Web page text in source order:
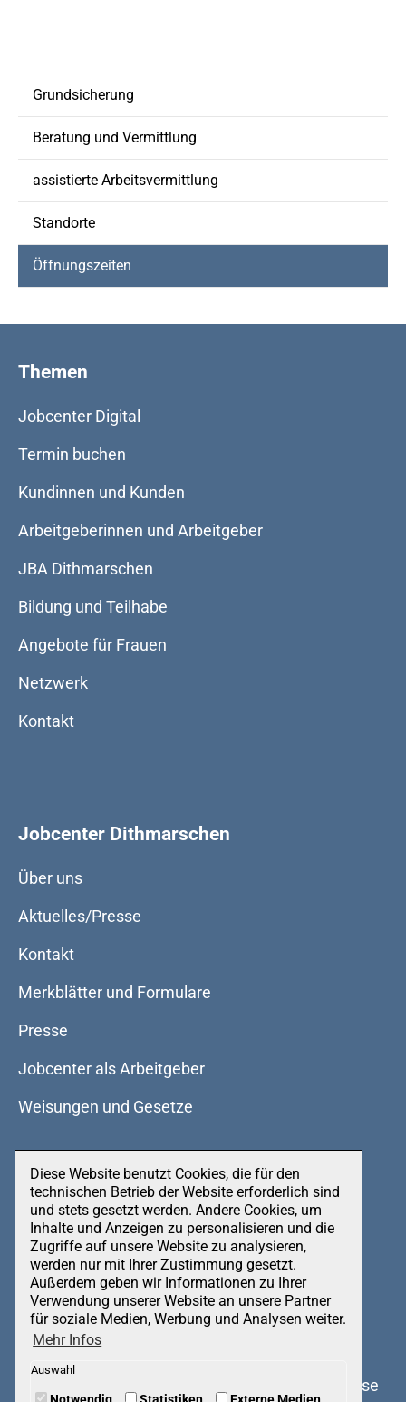
Grundsicherung
Beratung und Vermittlung
assistierte Arbeitsvermittlung
Standorte
Öffnungszeiten
Themen
Jobcenter Digital
Termin buchen
Kundinnen und Kunden
Arbeitgeberinnen und Arbeitgeber
JBA Dithmarschen
Bildung und Teilhabe
Angebote für Frauen
Netzwerk
Kontakt
Jobcenter Dithmarschen
Über uns
Aktuelles/Presse
Kontakt
Merkblätter und Formulare
Presse
Jobcenter als Arbeitgeber
Weisungen und Gesetze
Datenschutz
Impressum
3Base
Diese Website benutzt Cookies, die für den
technischen Betrieb der Website erforderlich sind
und stets gesetzt werden. Andere Cookies, um
Inhalte und Anzeigen zu personalisieren und die
Zugriffe auf unsere Website zu analysieren,
werden nur mit Ihrer Zustimmung gesetzt.
Außerdem geben wir Informationen zu Ihrer
Verwendung unserer Website an unsere Partner
für soziale Medien, Werbung und Analysen weiter.
Mehr Infos
Auswahl